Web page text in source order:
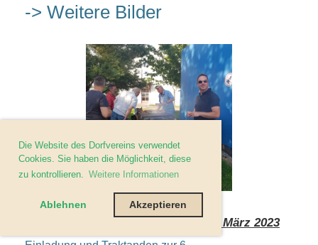
Die Website des Dorfvereins verwendet
Cookies. Sie haben die Möglichkeit, diese
zu kontrollieren.
Weitere Informationen
Ablehnen Akzeptieren
-> Weitere Bilder
6. Mitgliederversammlung vom 17. März 2023